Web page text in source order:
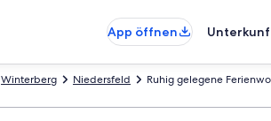
App öffnen
Ruhig gelegene
Niedersfeld
Winterberg